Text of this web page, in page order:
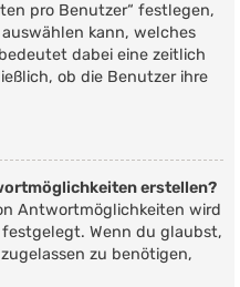
pro Benutzer“ festlegen,
kann, welches
dabei eine zeitlich
ob die Benutzer ihre
erstellen?
Antwortmöglichkeiten wird
Wenn du glaubst,
zu benötigen,